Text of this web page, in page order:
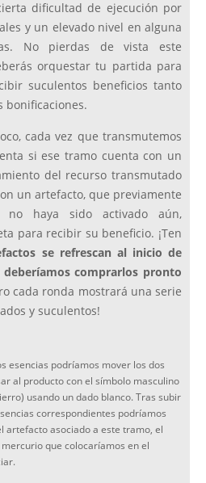
dificultad de ejecución por
y un elevado nivel en alguna
No pierdas de vista este
orquestar tu partida para
suculentos beneficios tanto
bonificaciones.
cada vez que transmutemos
si ese tramo cuenta con un
del recurso transmutado
un artefacto, que previamente
no haya sido activado aún,
para recibir su beneficio. ¡Ten
se refrescan al inicio de
comprarlos pronto
cada ronda mostrará una serie
y suculentos!
esencias podríamos mover los dos
al producto con el símbolo masculino
usando un dado blanco. Tras subir
correspondientes podríamos
artefacto asociado a este tramo, el
que colocaríamos en el